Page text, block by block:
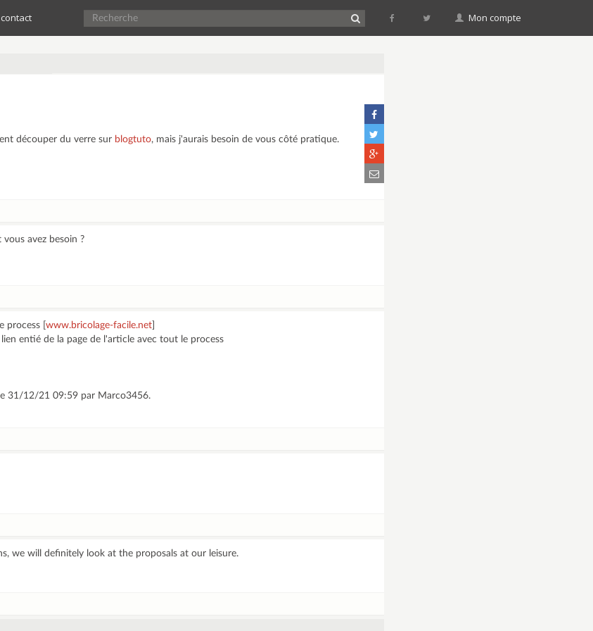
contact Mon compte
découper du verre sur blogtuto, mais j'aurais besoin de vous côté pratique.
avez besoin ?
process [www.bricolage-facile.net
entié de la page de l'article avec tout le process
31/12/21 09:59 par Marco3456.
we will definitely look at the proposals at our leisure.